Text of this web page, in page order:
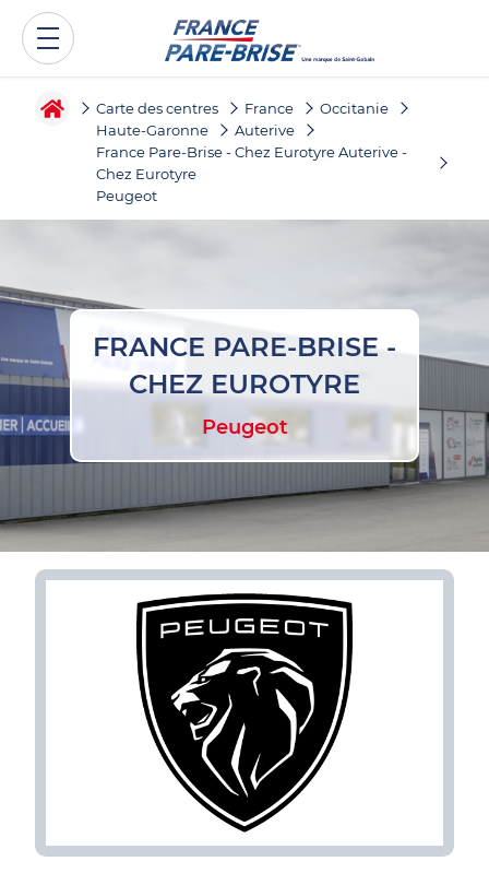
Carte des centres France
Occitanie
Haute-Garonne
Auterive
France Pare-Brise - Chez Eurotyre Auterive -
Chez Eurotyre
Peugeot
FRANCE PARE-BRISE -
CHEZ EUROTYRE
Peugeot